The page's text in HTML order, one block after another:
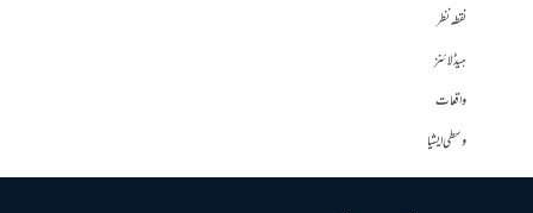
نقطہ نظر
ہیڈلائنز
واقعات
وسطی ایشیا